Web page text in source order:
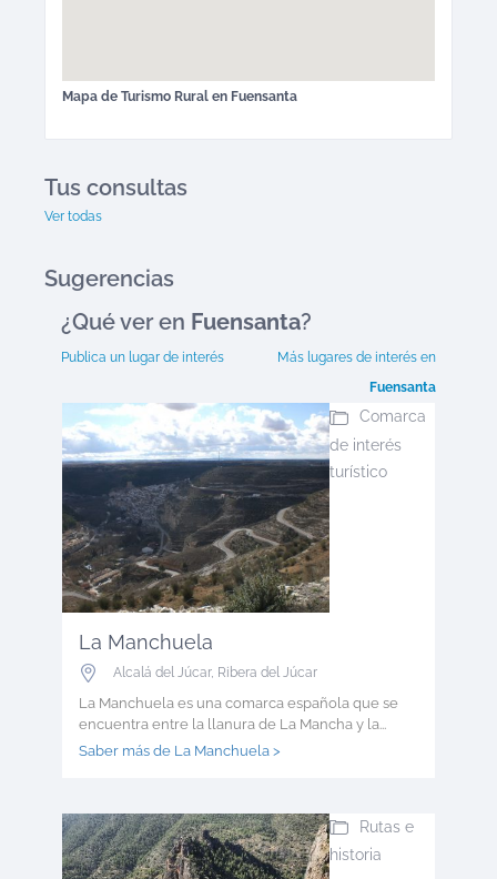
Mapa de Turismo Rural en Fuensanta
Tus consultas
Ver todas
Sugerencias
¿Qué ver en Fuensanta?
Publica un lugar de interés
Más lugares de interés en
Fuensanta
La Manchuela
Alcalá del Júcar, Ribera del Júcar
La Manchuela es una comarca española que se
encuentra entre la llanura de La Mancha y la...
Comarca
de interés
turístico
Saber más de La Manchuela >
Rutas e
historia